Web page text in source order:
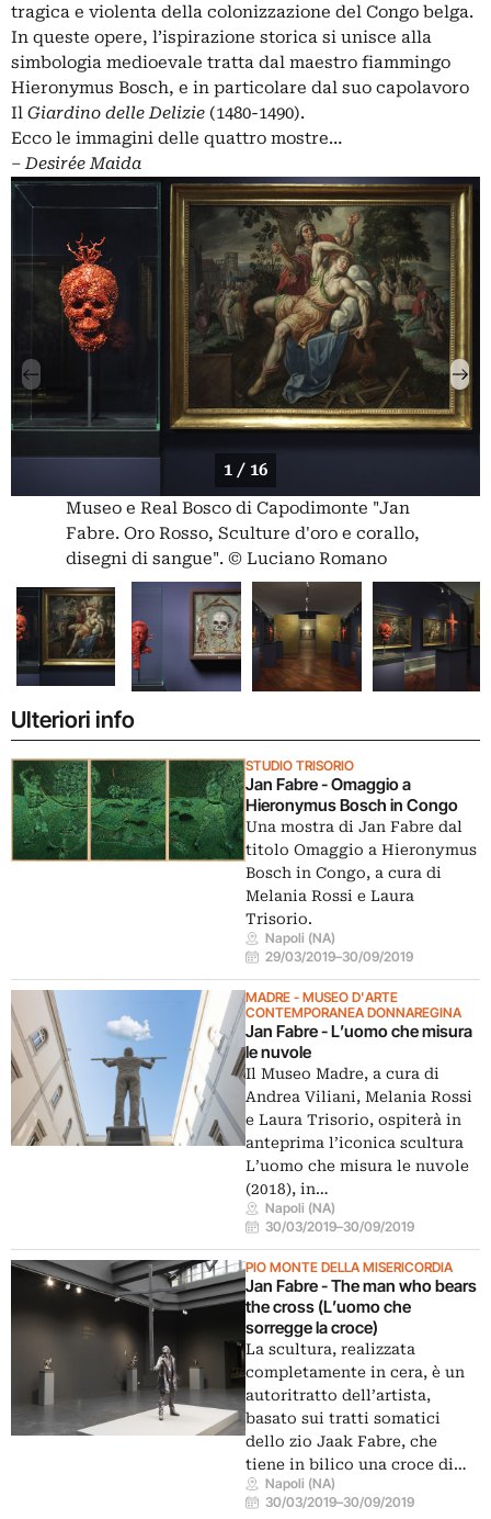
tragica e violenta della colonizzazione del Congo belga.
In queste opere, l’ispirazione storica si unisce alla
simbologia medioevale tratta dal maestro fiammingo
Hieronymus Bosch, e in particolare dal suo capolavoro
Il Giardino delle Delizie (1480-1490).
Ecco le immagini delle quattro mostre…
– Desirée Maida
1 / 16
Museo e Real Bosco di Capodimonte "Jan
Fabre. Oro Rosso, Sculture d'oro e corallo,
disegni di sangue". © Luciano Romano
Ulteriori info
STUDIO TRISORIO
Jan Fabre - Omaggio a
Hieronymus Bosch in Congo
Una mostra di Jan Fabre dal
titolo Omaggio a Hieronymus
Bosch in Congo, a cura di
Melania Rossi e Laura
Trisorio.
Napoli (NA)
29/03/2019–30/09/2019
MADRE - MUSEO D'ARTE
CONTEMPORANEA DONNAREGINA
Jan Fabre - L’uomo che misura
le nuvole
Il Museo Madre, a cura di
Andrea Viliani, Melania Rossi
e Laura Trisorio, ospiterà in
anteprima l’iconica scultura
L’uomo che misura le nuvole
(2018), in…
Napoli (NA)
30/03/2019–30/09/2019
PIO MONTE DELLA MISERICORDIA
Jan Fabre - The man who bears
the cross (L’uomo che
sorregge la croce)
La scultura, realizzata
completamente in cera, è un
autoritratto dell’artista,
basato sui tratti somatici
dello zio Jaak Fabre, che
tiene in bilico una croce di…
Napoli (NA)
30/03/2019–30/09/2019